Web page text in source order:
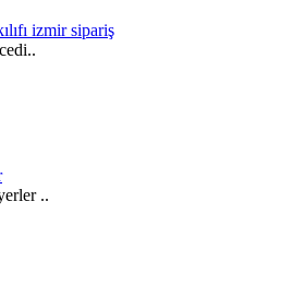
izmir sipariş
..